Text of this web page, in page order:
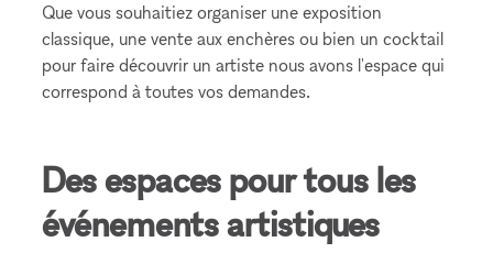
Que vous souhaitiez organiser une exposition
classique, une vente aux enchères ou bien un cocktail
pour faire découvrir un artiste nous avons l'espace qui
correspond à toutes vos demandes.
Des espaces pour tous les
événements artistiques